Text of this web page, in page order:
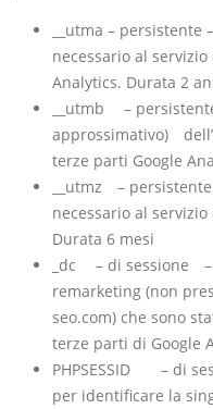
__utma –
necessario al
Analytics. Durata 2
__utmb –
approssimativo)
terze parti Google
__utmz –
necessario al
Durata 6 mesi
_dc – di sessione
remarketing (non
seo.com) che sono
terze parti di Google
PHPSESSID – di
per identificare la